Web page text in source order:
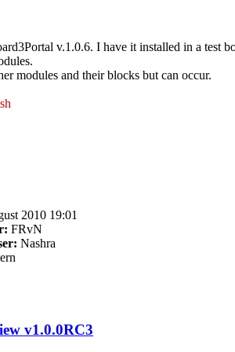
v.1.0.6. I have it installed in a test
modules and their blocks but can occur.
2010 19:01
FRvN
Nashra
v1.0.0RC3